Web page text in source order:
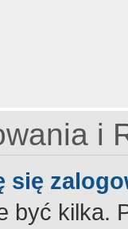
i
się
być kilka.